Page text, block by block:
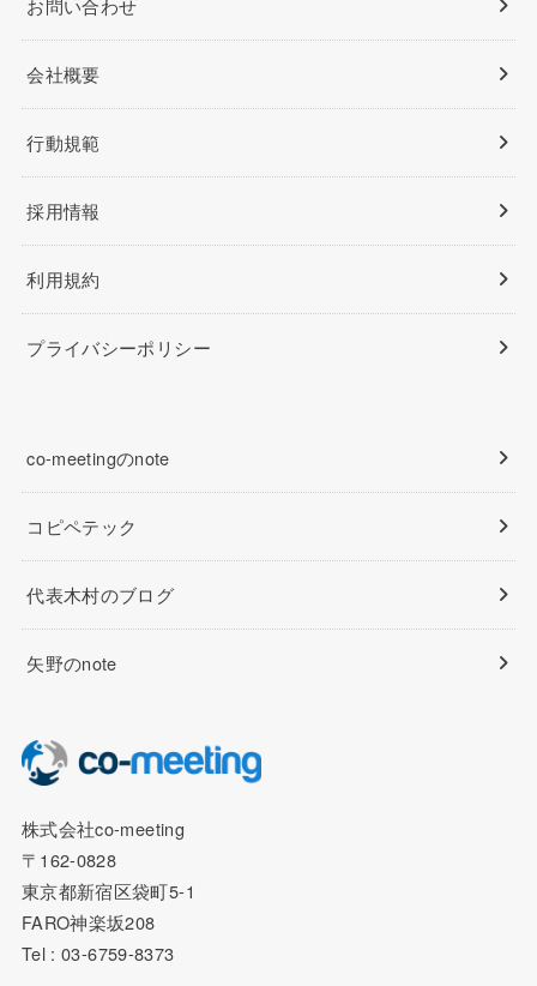
お問い合わせ
会社概要
行動規範
採用情報
利用規約
プライバシーポリシー
co-meetingのnote
コピペテック
代表木村のブログ
矢野のnote
株式会社co-meeting
〒162-0828
東京都新宿区袋町5-1
FARO神楽坂208
Tel : 03-6759-8373